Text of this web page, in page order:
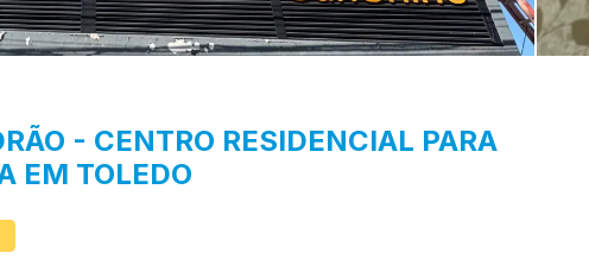
- CENTRO RESIDENCIAL PARA
EM TOLEDO